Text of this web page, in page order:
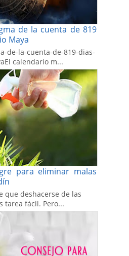
de la cuenta de 819
Maya
de-la-cuenta-de-819-dias-
calendario m...
para eliminar malas
que deshacerse de las
tarea fácil. Pero...